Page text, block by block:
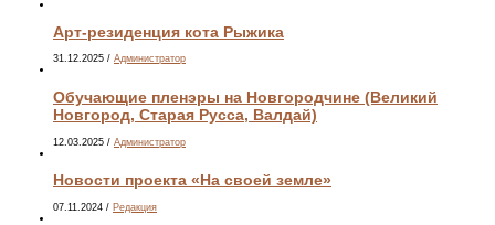
Арт-резиденция кота Рыжика
31.12.2025 / Администратор
Обучающие пленэры на Новгородчине (Великий
Новгород, Старая Русса, Валдай)
12.03.2025 / Администратор
Новости проекта «На своей земле»
07.11.2024 / Редакция